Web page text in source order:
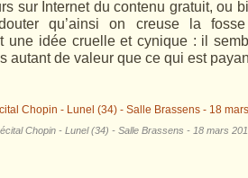
sur Internet du contenu gratuit, ou
qu’ainsi on creuse la fosse
une idée cruelle et cynique : il
autant de valeur que ce qui est
Chopin - Lunel (34) - Salle Brassens - 18 mars